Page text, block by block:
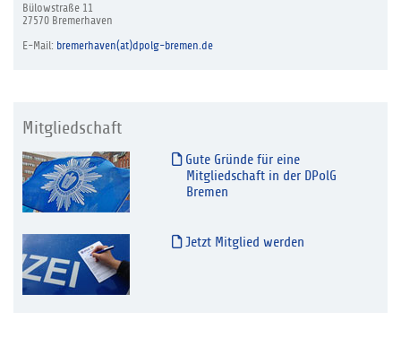
Bülowstraße 11
27570 Bremerhaven
E-Mail: bremerhaven(at)dpolg-bremen.de
Mitgliedschaft
Gute Gründe für eine
Mitgliedschaft in der DPolG
Bremen
Jetzt Mitglied werden